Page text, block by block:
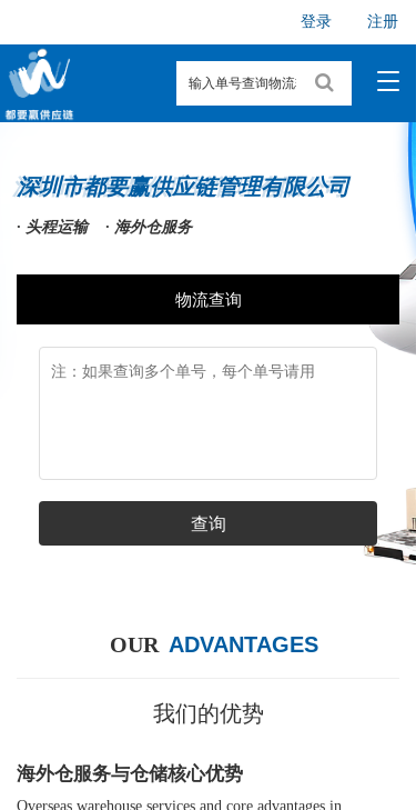
登录 注册
T
g
i
a
t
深圳市都要赢供应链管理有限公司
深圳市都要赢供应链管理有限公司
· 头程运输    · 海外仓服务
物流查询
查询
OUR ADVANTAGES
我们的优势
海外仓服务与仓储核心优势
Overseas warehouse services and core advantages in